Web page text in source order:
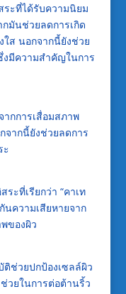
ะที่ได้รับความนิยม
มันช่วยลดการเกิด
ใส นอกจากนี้ยังช่วย
งมีความสำคัญในการ
กการเสื่อมสภาพ
จากนี้ยังช่วยลดการ
ะ
ะที่เรียกว่า “คาเท
นความเสียหายจาก
ของผิว
ช่วยปกป้องเซลล์ผิว
วยในการต่อต้านริ้ว